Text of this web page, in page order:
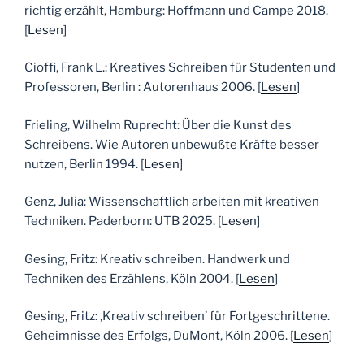
richtig erzählt, Hamburg: Hoffmann und Campe 2018.
[Lesen]
Cioffi, Frank L.: Kreatives Schreiben für Studenten und
Professoren, Berlin : Autorenhaus 2006. [Lesen]
Frieling, Wilhelm Ruprecht: Über die Kunst des
Schreibens. Wie Autoren unbewußte Kräfte besser
nutzen, Berlin 1994. [Lesen]
Genz, Julia: Wissenschaftlich arbeiten mit kreativen
Techniken. Paderborn: UTB 2025. [Lesen]
Gesing, Fritz: Kreativ schreiben. Handwerk und
Techniken des Erzählens, Köln 2004. [Lesen]
Gesing, Fritz: ‚Kreativ schreiben’ für Fortgeschrittene.
Geheimnisse des Erfolgs, DuMont, Köln 2006. [Lesen]